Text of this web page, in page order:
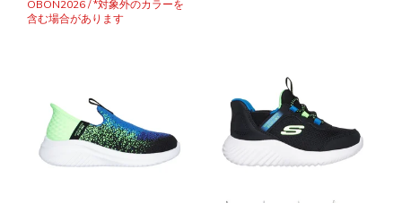
OBON2026 / *対象外のカラーを
含む場合があります